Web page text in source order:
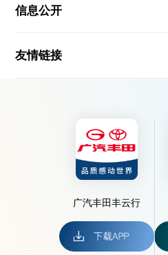
信息公开
友情链接
广汽丰田丰云行